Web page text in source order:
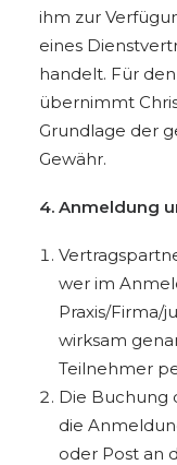
ihm zur
eines
handelt. Für
übernimmt
Grundlage der
Gewähr.
4. Anmeldung
wer im
Praxis/Firma/
wirksam
Teilnehmer
Die Buchung
die
oder Post an